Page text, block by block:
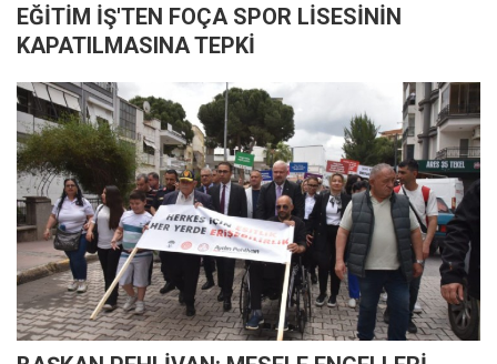
EĞİTİM İŞ'TEN FOÇA SPOR LİSESİNİN
KAPATILMASINA TEPKİ